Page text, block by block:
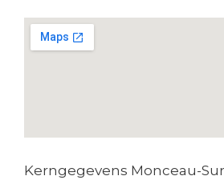
Kerngegevens Monceau-